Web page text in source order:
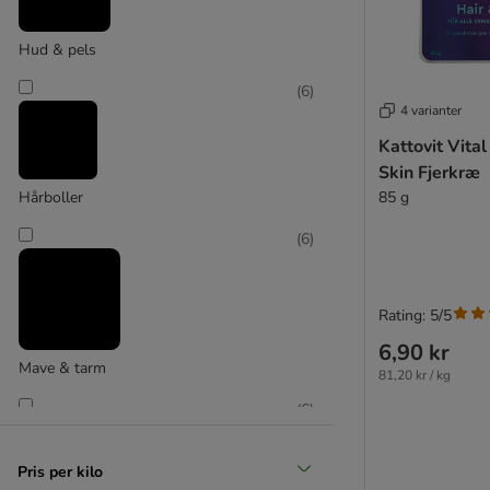
Fitmin
★ Feringa
GranataPet
★ Greenwoods
Happy Cat
Integra Veterinary Diet
Kattovit specialdiæt
Lily's Kitchen
Hud & pels
Hårboller
(6)
Mave & tarm
(6)
(6)
Pris per kilo
4 varianter
Kattovit Vital
Skin Fjerkræ
85 g
6,90 kr
81,20 kr / kg
Rating: 5/5